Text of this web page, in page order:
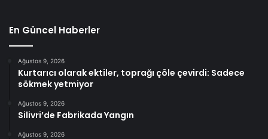
En Güncel Haberler
Ağustos 9, 2026
Kurtarıcı olarak ektiler, toprağı çöle çevirdi: Sadece
sökmek yetmiyor
Ağustos 9, 2026
Silivri’de Fabrikada Yangın
Ağustos 9, 2026